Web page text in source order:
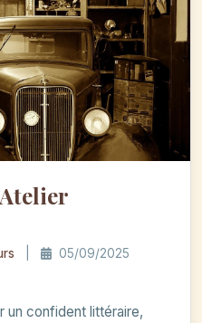
05/09/2025
un confident littéraire,